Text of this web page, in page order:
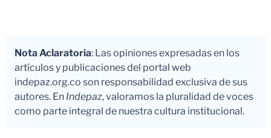
Nota Aclaratoria: Las opiniones expresadas en los
artículos y publicaciones del portal web
indepaz.org.co son responsabilidad exclusiva de sus
autores. En Indepaz, valoramos la pluralidad de voces
como parte integral de nuestra cultura institucional.